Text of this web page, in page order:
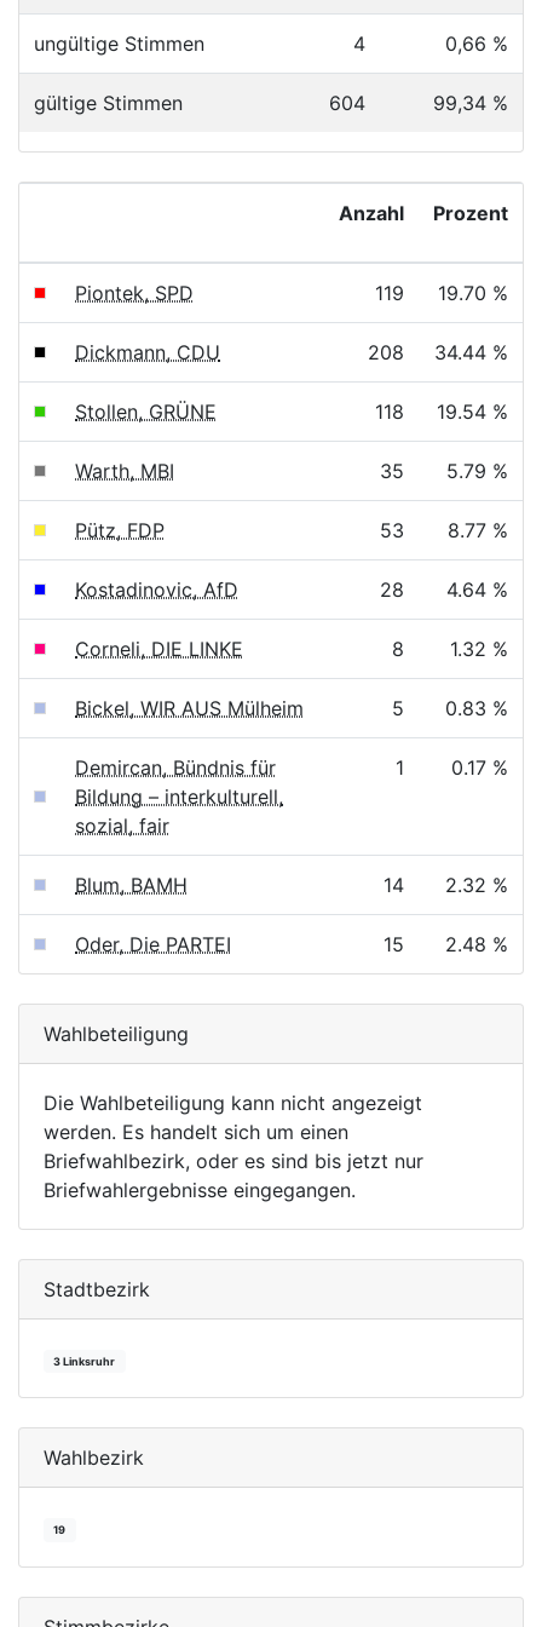
ungültige Stimmen 4 0,66 %
gültige Stimmen 604 99,34 %
Anzahl Prozent
Piontek, SPD 119 19.70 %
Dickmann, CDU 208 34.44 %
Stollen, GRÜNE 118 19.54 %
Warth, MBI 35 5.79 %
Pütz, FDP 53 8.77 %
Kostadinovic, AfD 28 4.64 %
Corneli, DIE LINKE 8 1.32 %
Bickel, WIR AUS Mülheim 5 0.83 %
Demircan, Bündnis für
Bildung – interkulturell,
sozial, fair
1 0.17 %
Blum, BAMH 14 2.32 %
Oder, Die PARTEI 15 2.48 %
Wahlbeteiligung
Die Wahlbeteiligung kann nicht angezeigt
werden. Es handelt sich um einen
Briefwahlbezirk, oder es sind bis jetzt nur
Briefwahlergebnisse eingegangen.
Stadtbezirk
3 Linksruhr
Wahlbezirk
19